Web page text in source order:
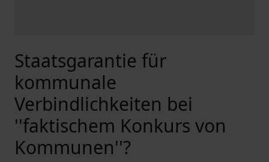
Staatsgarantie für
kommunale
Verbindlichkeiten bei
''faktischem Konkurs von
Kommunen''?